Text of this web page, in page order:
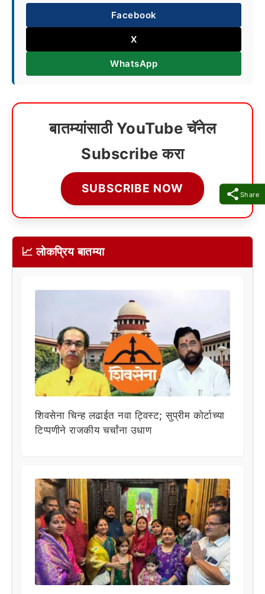
Share
Facebook
X
WhatsApp
बातम्यांसाठी YouTube चॅनेल
Subscribe करा
SUBSCRIBE NOW
📈 लोकप्रिय बातम्या
शिवसेना चिन्ह लढाईत नवा ट्विस्ट; सुप्रीम कोर्टाच्या
टिप्पणीने राजकीय चर्चांना उधाण